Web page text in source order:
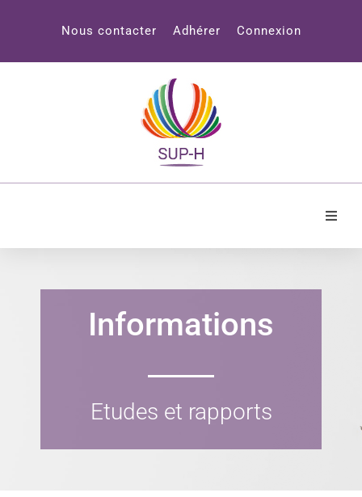
Nous contacter Adhérer Connexion
Accueil
ProfessionnelsInformations
Etudes et rapports